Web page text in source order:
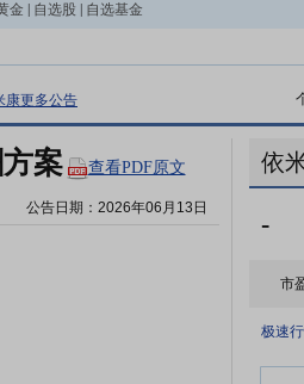
金 自选股 自选基金
康更多公告
案 查看PDF原文
公告日期： 2026年06月13日
依
-
市
极速